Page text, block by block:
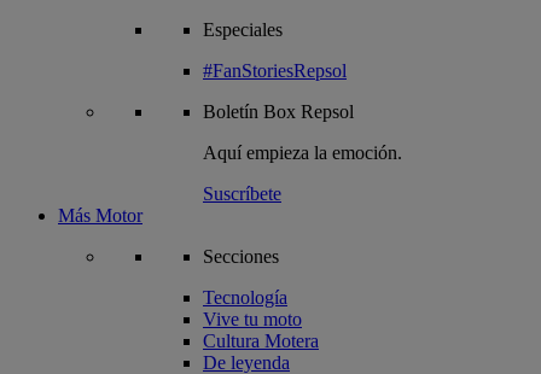
Especiales
#FanStoriesRepsol
Boletín Box Repsol
Aquí empieza la emoción.
Suscríbete
Más Motor
Secciones
Tecnología
Vive tu moto
Cultura Motera
De leyenda